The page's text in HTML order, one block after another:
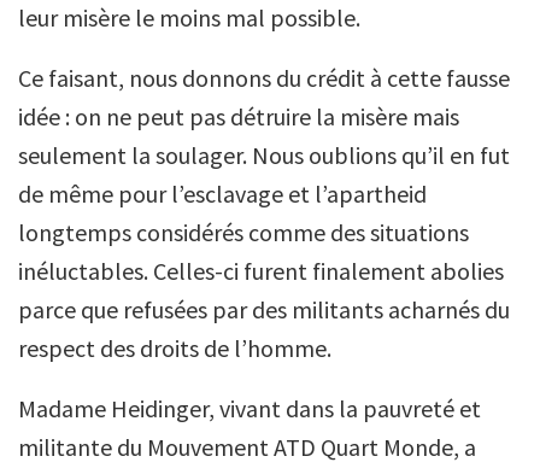
leur misère le moins mal possible.
Ce faisant, nous donnons du crédit à cette fausse
idée : on ne peut pas détruire la misère mais
seulement la soulager. Nous oublions qu’il en fut
de même pour l’esclavage et l’apartheid
longtemps considérés comme des situations
inéluctables. Celles-ci furent finalement abolies
parce que refusées par des militants acharnés du
respect des droits de l’homme.
Madame Heidinger, vivant dans la pauvreté et
militante du Mouvement ATD Quart Monde, a